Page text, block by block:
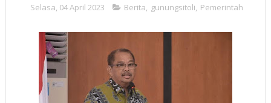
Selasa, 04 April 2023 Berita, gunungsitoli, Pemerintah